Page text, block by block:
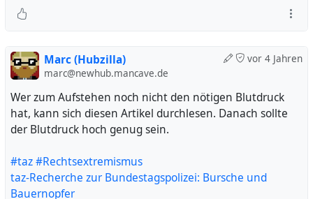
Eure Unterzeichnung registriert. Die angegebenen
Anschluss als Liste der UnterzeichnerInnen geschickt. Die
Angaben im Kommentarfeld sind offen einsehbar.
@ueckueck @Aakerbeere@caos
@tazgetroete
vor 4 Jahren
Marc (Hubzilla)
marc@newhub.mancave.de
Wer zum Aufstehen noch nicht den nötigen Blutdruck
hat, kann sich diesen Artikel durchlesen. Danach sollte
der Blutdruck hoch genug sein.
#taz#Rechtsextremismus
taz-Recherche zur Bundestagspolizei: Bursche und
Bauernopfer